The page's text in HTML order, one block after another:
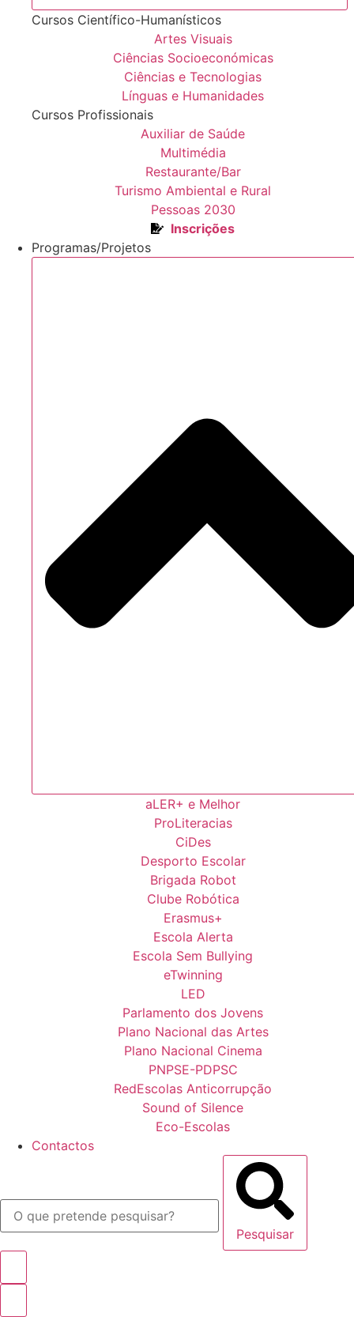
Cursos Científico-Humanísticos
Artes Visuais
Ciências Socioeconómicas
Ciências e Tecnologias
Línguas e Humanidades
Cursos Profissionais
Auxiliar de Saúde
Multimédia
Restaurante/Bar
Turismo Ambiental e Rural
Pessoas 2030
Inscrições
Programas/Projetos
aLER+ e Melhor
ProLiteracias
CiDes
Desporto Escolar
Brigada Robot
Clube Robótica
Erasmus+
Escola Alerta
Escola Sem Bullying
eTwinning
LED
Parlamento dos Jovens
Plano Nacional das Artes
Plano Nacional Cinema
PNPSE-PDPSC
RedEscolas Anticorrupção
Sound of Silence
Eco-Escolas
Contactos
Pesquisar